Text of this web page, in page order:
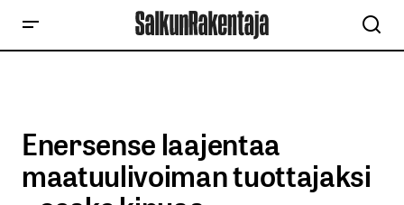
Enersense laajentaa
maatuulivoiman tuottajaksi